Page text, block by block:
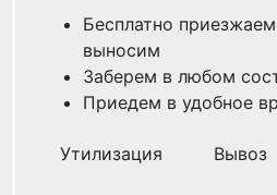
Бесплатно
выносим
Заберем в любом
Приедем в удобное
Утилизация Вывоз